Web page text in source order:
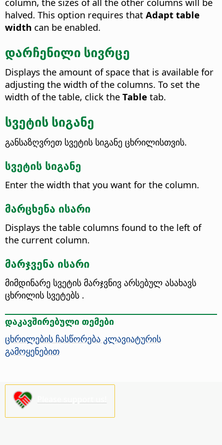
halved. This option requires that Adapt table
width can be enabled.
დარჩენილი სივრცე
Displays the amount of space that is available for
adjusting the width of the columns. To set the
width of the table, click the Table tab.
სვეტის სიგანე
განსაზღვრეთ სვეტის სიგანე ცხრილისთვის.
სვეტის სიგანე
Enter the width that you want for the column.
მარცხენა ისარი
Displays the table columns found to the left of
the current column.
მარჯვენა ისარი
მიმდინარე სვეტის მარჯვნივ არსებულ ასახავს
ცხრილის სვეტებს .
დაკავშირებული თემები
ცხრილების ჩასწორება კლავიატურის
გამოყენებით